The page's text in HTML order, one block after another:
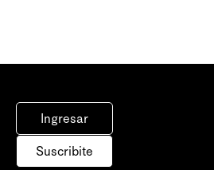
Ingresar
Suscribite